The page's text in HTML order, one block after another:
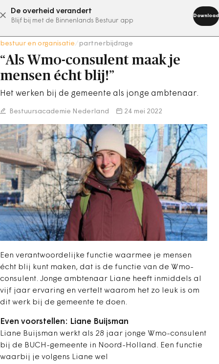
De overheid verandert
Blijf bij met de Binnenlands Bestuur app
Download
abonneer nu
bestuur en organisatie partnerbijdrage
“Als Wmo-consulent maak je
mensen écht blij!”
Het werken bij de gemeente als jonge ambtenaar.
Bestuursacademie Nederland 24 mei 2022
Een verantwoordelijke functie waarmee je mensen
écht blij kunt maken, dat is de functie van de Wmo-
consulent. Jonge ambtenaar Liane heeft inmiddels al
vijf jaar ervaring en vertelt waarom het zo leuk is om
dit werk bij de gemeente te doen.
Even voorstellen: Liane Buijsman
Liane Buijsman werkt als 28 jaar jonge Wmo-consulent
bij de BUCH-gemeente in Noord-Holland. Een functie
waarbij je volgens Liane wel